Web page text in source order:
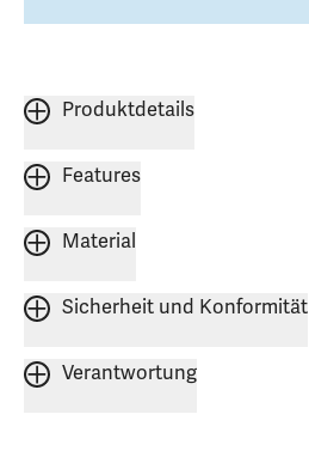
Produktdetails
Features
Material
Sicherheit und Konformität
Verantwortung